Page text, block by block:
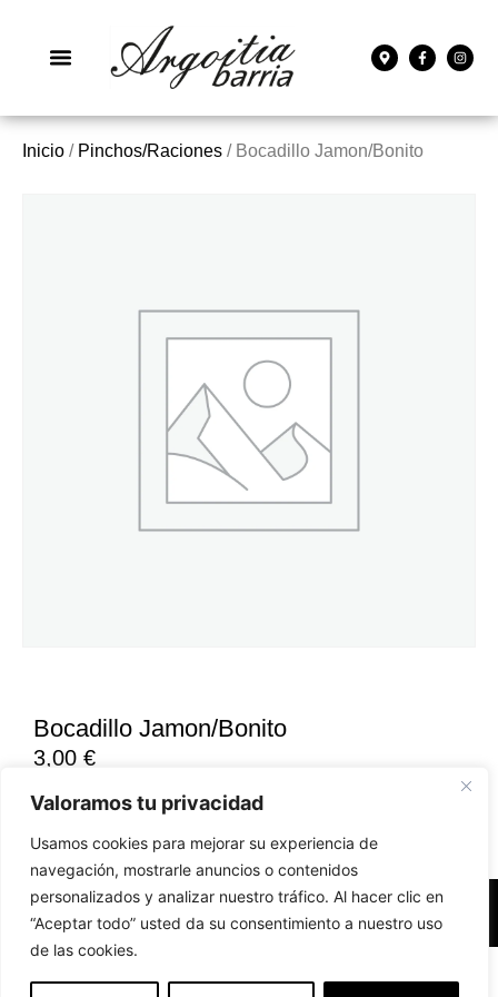
Valoramos tu privacidad
Usamos cookies para mejorar su experiencia de
navegación, mostrarle anuncios o contenidos
personalizados y analizar nuestro tráfico. Al hacer clic en
“Aceptar todo” usted da su consentimiento a nuestro uso
de las cookies.
Inicio / Pinchos/Raciones / Bocadillo Jamon/Bonito
Bocadillo Jamon/Bonito
3,00 €
Accesibilidad Aviso Legal Políticas de Cookies
EN